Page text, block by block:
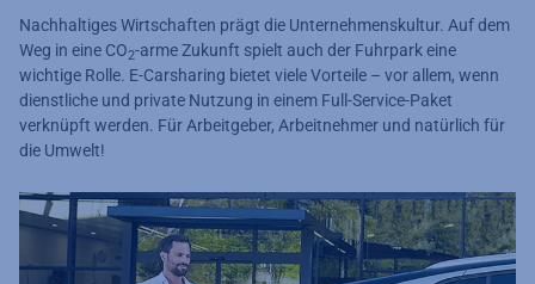
Nachhaltiges Wirtschaften prägt die Unternehmenskultur. Auf dem
Weg in eine CO2-arme Zukunft spielt auch der Fuhrpark eine
wichtige Rolle. E-Carsharing bietet viele Vorteile – vor allem, wenn
dienstliche und private Nutzung in einem Full-Service-Paket
verknüpft werden. Für Arbeitgeber, Arbeitnehmer und natürlich für
die Umwelt!